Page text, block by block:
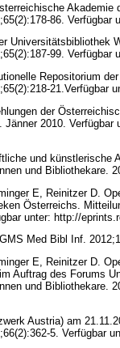
Akademie
86.
99.
Repositorium
21.Verfügbar
der
2010. Verfügbar
und künstlerische
und Bibliothekare.
E, Reinitzer D.
Österreichs.
unter: http://
Med Bibl Inf.
E, Reinitzer D.
Auftrag des Forums
und Bibliothekare.
Austria) am
5. Verfügbar